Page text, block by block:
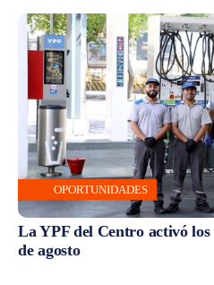
OPORTUNIDADES
La YPF del Centro activó los
de agosto